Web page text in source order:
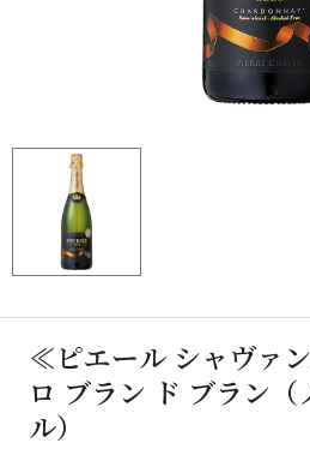
≪ピエール シャヴァ
ロ ブラン ド ブラン（
ル）